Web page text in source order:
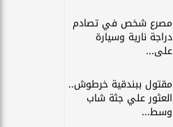
مصرع شخص في تصادم
دراجة نارية وسيارة
على...
مقتول ببندقية خرطوش..
العثور علي جثة شاب
وسط...